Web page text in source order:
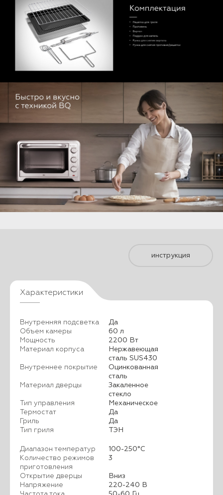
инструкция
Характеристики
Внутренняя подсветка
Да
Объем камеры
60 л
Мощность
2200 Вт
Материал корпуса
Нержавеющая
сталь SUS430
Внутреннее покрытие
Оцинкованная
сталь
Материал дверцы
Закаленное
стекло
Тип управления
Механическое
Термостат
Да
Гриль
Да
Тип гриля
ТЭН
Диапазон температур
100-250°C
Количество режимов
приготовления
3
Открытие дверцы
Вниз
Напряжение
220-240 В